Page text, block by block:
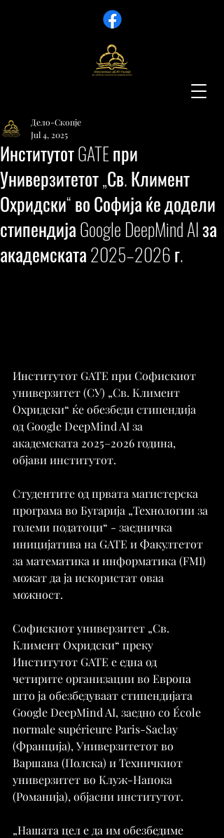
Институтот GATE при
Универзитетот „Св. Климент
Охридски“ во Софија ќе додели
стипендија Google DeepMind AI за
академската 2025–2026 г.
Дело-Скопје
Jul 4, 2025
Институтот GATE при Софискиот
универзитет (СУ) „Св. Климент
Охридски“ ќе обезбеди стипендија
од Google DeepMind AI за
академската 2025–2026 година,
објави институтот.
Студентите од првата магистерска
програма во Бугарија „Технологии за
големи податоци“ - заедничка
иницијатива на GATE и Факултетот
за математика и информатика (FMI)
можат да ја искористат оваа
можност.
Софискиот универзитет „Св.
Климент Охридски“ преку
Институтот GATE е една од
четирите организации во Европа
што ја обезбедуваат стипендијата
Google DeepMind AI, заедно со École
normale supérieure Paris-Saclay
(Франција), Универзитетот во
Варшава (Полска) и Техничкиот
универзитет во Клуж-Напока
(Романија), објасни институтот.
„Нашата цел е да им обезбедиме